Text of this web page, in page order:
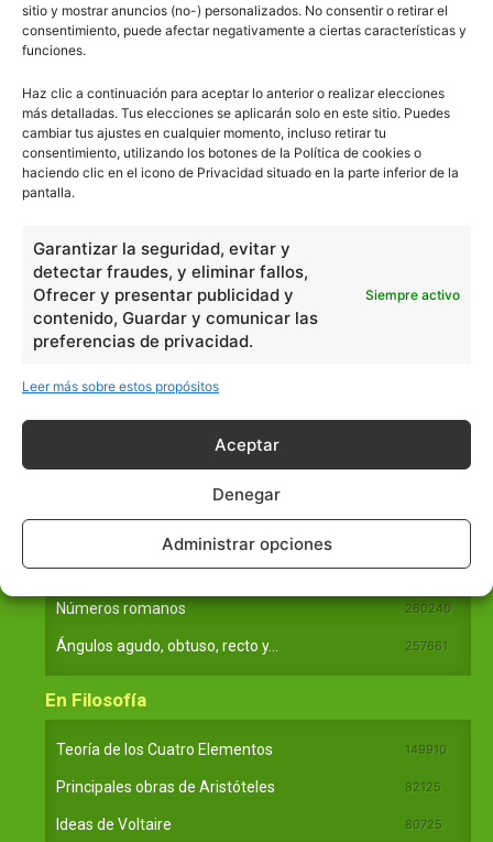
sitio y mostrar anuncios (no-) personalizados. No consentir o retirar el
consentimiento, puede afectar negativamente a ciertas características y
funciones.
Haz clic a continuación para aceptar lo anterior o realizar elecciones
más detalladas. Tus elecciones se aplicarán solo en este sitio. Puedes
cambiar tus ajustes en cualquier momento, incluso retirar tu
consentimiento, utilizando los botones de la Política de cookies o
haciendo clic en el icono de Privacidad situado en la parte inferior de la
pantalla.
Garantizar la seguridad, evitar y
detectar fraudes, y eliminar fallos,
Ofrecer y presentar publicidad y
contenido, Guardar y comunicar las
preferencias de privacidad.
Siempre activo
Leer más sobre estos propósitos
Aceptar
Denegar
Administrar opciones
licencia de uso libre. El usuario puede reproducir y hacer
obras derivadas de todos los contenidos disponibles en
nuestro sitio. Este sitio usa cookies de terceros. Lea más
información
aquí .
Básico
Ciencias
2072
Filosofía
Historia
Lengua
Tecnología
270
En Básico
Las formas del relieve y sus características 402252
Números romanos 260240
Ángulos agudo, obtuso, recto y... 257661
En Filosofía
Teoría de los Cuatro Elementos 149910
Principales obras de Aristóteles 82125
Ideas de Voltaire 80725